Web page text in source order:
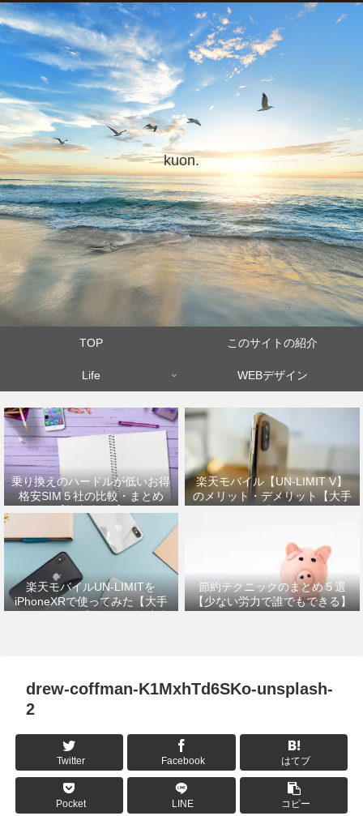
kuon.
TOP このサイトの紹介
Life WEBデザイン
乗り換えのハードルが低いお得
格安SIM５社の比較・まとめ
【初心者OK】
楽天モバイル【UN-LIMIT V】
のメリット・デメリット【大手
楽天モバイルUN-LIMITを
iPhoneXRで使ってみた【大手
キャリアから乗り換えの設定方
節約テクニックのまとめ５選
【少ない労力で誰でもできる】
drew-coffman-K1MxhTd6SKo-unsplash-
2
Twitter Facebook はてブ
Pocket LINE コピー